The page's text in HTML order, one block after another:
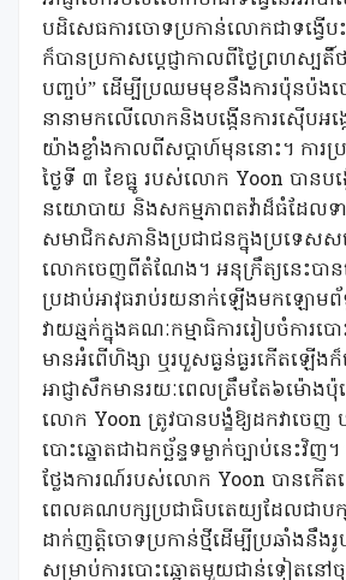
បដិសេធការចោទប្រកាន់លោកជាទង្វ
ក៏បានប្រកាសប្តេជ្ញាកាលពីថ្ងៃព្រហស្
បញ្ចប់” ដើម្បីប្រឈមមុខនឹងការប៉ុនប៉ង
នានាមកលើលោកនិងបង្កើនការស៊ើបអង្
យ៉ាងខ្លាំងកាលពីសប្តាហ៍មុននោះ។ ការប្
ថ្ងៃទី ៣ ខែធ្នូ របស់លោក Yoon បានបង្ក
នយោបាយ និងសកម្មភាពតវ៉ាដ៏ធំដែលទា
សមាជិកសភានិងប្រជាជនក្នុងប្រទេសស
លោកចេញពីតំណែង។ អនុក្រឹត្យនេះបានធ្
ប្រដាប់អាវុធរាប់រយនាក់ឡើងមកឡោមព័
វាយឆ្មក់ក្នុងគណៈកម្មាធិការរៀបចំការប
មានអំពើហិង្សា ឬរបួសធ្ងន់ធ្ងរកើតឡើង
អាជ្ញាសឹកមានរយៈពេលត្រឹមតែ៦ម៉ោង
លោក Yoon ត្រូវបានបង្ខំឱ្យដកវាចេញ ប
បោះឆ្នោតជាឯកច្ឆ័ន្ទទម្លាក់ច្បាប់នេះវិ
ថ្លែងការណ៍របស់លោក Yoon បានកើត
ពេលគណបក្សប្រជាធិបតេយ្យដែលជាប
ដាក់ញត្តិចោទប្រកាន់ថ្មីដើម្បីប្រឆាំងនឹ
សម្រាប់ការបោះឆ្នោតមួយជាន់ទៀតនៅ